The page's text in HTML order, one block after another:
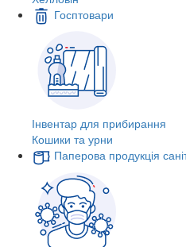
Госптовари
Інвентар для прибирання
Кошики та урни
Паперова продукція